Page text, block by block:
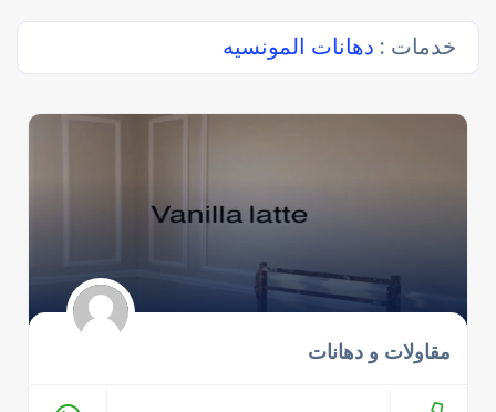
خدمات : دهانات المونسيه
مقاولات و دهانات